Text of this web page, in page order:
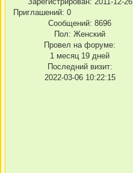
Приглашений: 0
Сообщений: 8696
Пол: Женский
Провел на форуме:
1 месяц 19 дней
Последний визит:
2022-03-06 10:22:15